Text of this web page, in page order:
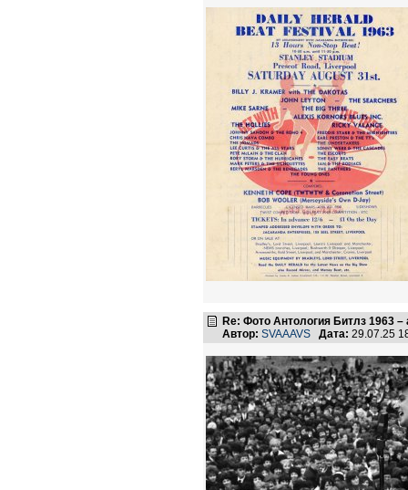
Re: Фото Антология Битлз 1963 –
Автор: SVAAAVS Дата: 29.07.25